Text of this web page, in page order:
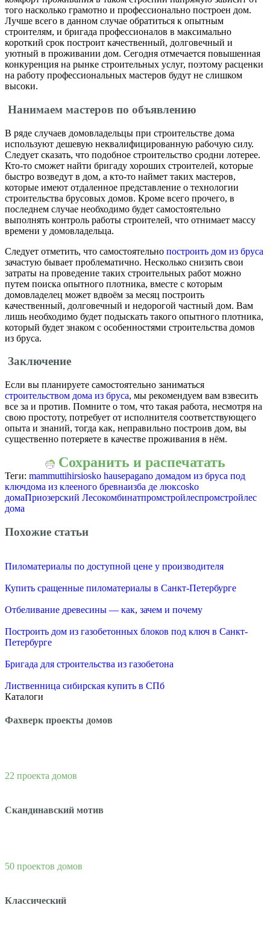
того насколько грамотно и профессионально построен дом.
Лучше всего в данном случае обратиться к опытным
строителям, и бригада профессионалов в максимально
короткий срок построит качественный, долговечный и
уютный в проживании дом. Сегодня отмечается повышенная
конкуренция на рынке строительных услуг, поэтому расценки
на работу профессиональных мастеров будут не слишком
высоки.
Нанимаем мастеров по объявлению
В ряде случаев домовладельцы при строительстве дома
используют дешевую неквалифицированную рабочую силу.
Следует сказать, что подобное строительство сродни лотерее.
Кто-то сможет найти бригаду хороших строителей, которые
быстро возведут в дом, а кто-то наймет таких мастеров,
которые имеют отдаленное представление о технологии
строительства брусовых домов. Кроме всего прочего, в
последнем случае необходимо будет самостоятельно
выполнять контроль работы строителей, что отнимает массу
времени у домовладельца.
Следует отметить, что самостоятельно построить дом из бруса
зачастую бывает проблематично. Несколько снизить свои
затраты на проведение таких строительных работ можно
путем поиска опытного плотника, вместе с которым
домовладелец может вдвоём за месяц построить
качественный, долговечный и недорогой частный дом. Вам
лишь необходимо будет подыскать такого опытного плотника,
который будет знаком с особенностями строительства домов
из бруса.
Заключение
Если вы планируете самостоятельно заниматься
строительством дома из бруса, мы рекомендуем вам взвесить
все за и против. Помните о том, что такая работа, несмотря на
свою простоту, потребует от исполнителя соответствующего
опыта и знаний, тогда как, неправильно построив дом, вы
существенно потеряете в качестве проживания в нём.
Сохранить и распечатать
Теги: mammuttihirsiosko hausepagano домадом из бруса под
ключдома из клееного бревнаизба де люксоsko
домаПриозерский Лесокомбинатпромстройлеспромстройлес
дома
Похожие статьи
Пиломатериалы по доступной цене у производителя
Купить сращенные пиломатериалы в Санкт-Петербурге
Отбеливание древесины — как, зачем и почему
Построить дом из газобетонных блоков под ключ в Санкт-
Петербурге
Бригада для строительства из газобетона
Лиственница сибирская купить в СПб
Каталоги
Фахверк проекты домов
22 проекта домов
Скандинавский мотив
50 проектов домов
Классический